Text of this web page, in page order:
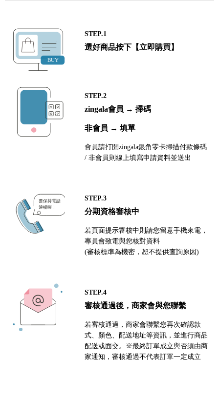
STEP.1
選好商品按下【立即購買】
STEP.2
zingala會員 → 掃碼
非會員 → 填單
會員請打開zingala銀角零卡掃描付款條碼
/ 非會員則線上填寫申請資料並送出
STEP.3
分期資格審核中
若頁面提示審核中則請您留意手機來電，
專員會致電與您核對資料
(審核標準為機密，恕不提供查詢原因)
STEP.4
審核通過後，商家會與您聯繫
若審核通過，商家會聯繫您再次確認款
式、顏色、配送地址等資訊，並進行商品
配送或面交。※最終訂單成立與否須由商
家通知，審核通過不代表訂單一定成立